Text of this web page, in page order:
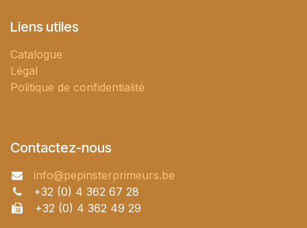
Liens utiles
Catalogue
Légal
Politique de confidentialité
Contactez-nous
info@pepinsterprimeurs.be
+32 (0) 4 362 67 28
+32 (0) 4 362 49 29